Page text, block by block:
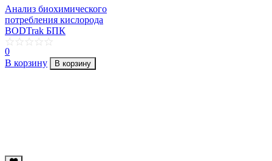
Анализ биохимического
потребления кислорода
BODTrak БПК
0
В корзину
В корзину